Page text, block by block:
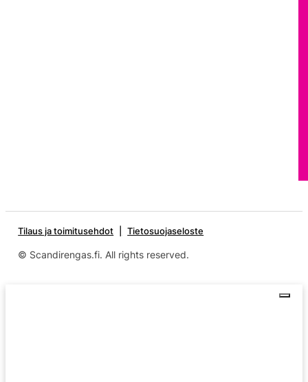
Tilaus ja toimitusehdot Tietosuojaseloste
© Scandirengas.fi. All rights reserved.